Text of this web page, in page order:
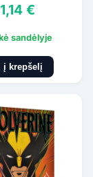
€
sandėlyje
į krepšelį